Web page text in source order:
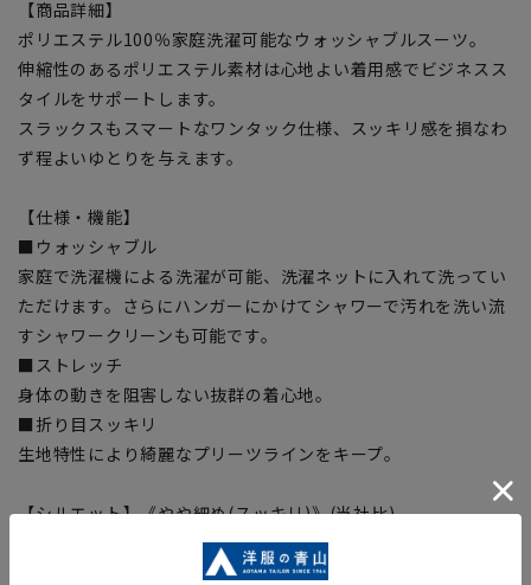
【商品詳細】
ポリエステル100％家庭洗濯可能なウォッシャブルスーツ。
伸縮性のあるポリエステル素材は心地よい着用感でビジネスス
タイルをサポートします。
スラックスもスマートなワンタック仕様、スッキリ感を損なわ
ず程よいゆとりを与えます。
【仕様・機能】
■ウォッシャブル
家庭で洗濯機による洗濯が可能、洗濯ネットに入れて洗ってい
ただけます。さらにハンガーにかけてシャワーで汚れを洗い流
すシャワークリーンも可能です。
■ストレッチ
身体の動きを阻害しない抜群の着心地。
■折り目スッキリ
生地特性により綺麗なプリーツラインをキープ。
【シルエット】《やや細め(スッキリ)》(当社比)
【商品に関するご注意】